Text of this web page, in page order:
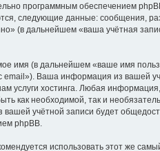
программным обеспечением
следующие данные: сообщения,
(в дальнейшем «ваша учётная
имя (в дальнейшем «ваше имя
Ваша информация из вашей
хостинга. Любая
как необходимой, так и
учётной записи будет
phpBB.
использовать этот же